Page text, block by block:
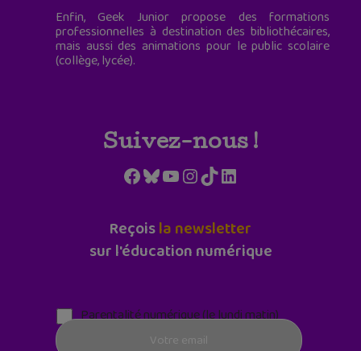
Enfin, Geek Junior propose des formations
professionnelles à destination des bibliothécaires,
mais aussi des animations pour le public scolaire
(collège, lycée).
Suivez-nous !
Facebook
Bluesky
YouTube
Instagram
TikTokLinkedIn
Reçoisla newsletter
sur l'éducation numérique
Parentalité numérique (le lundi matin)